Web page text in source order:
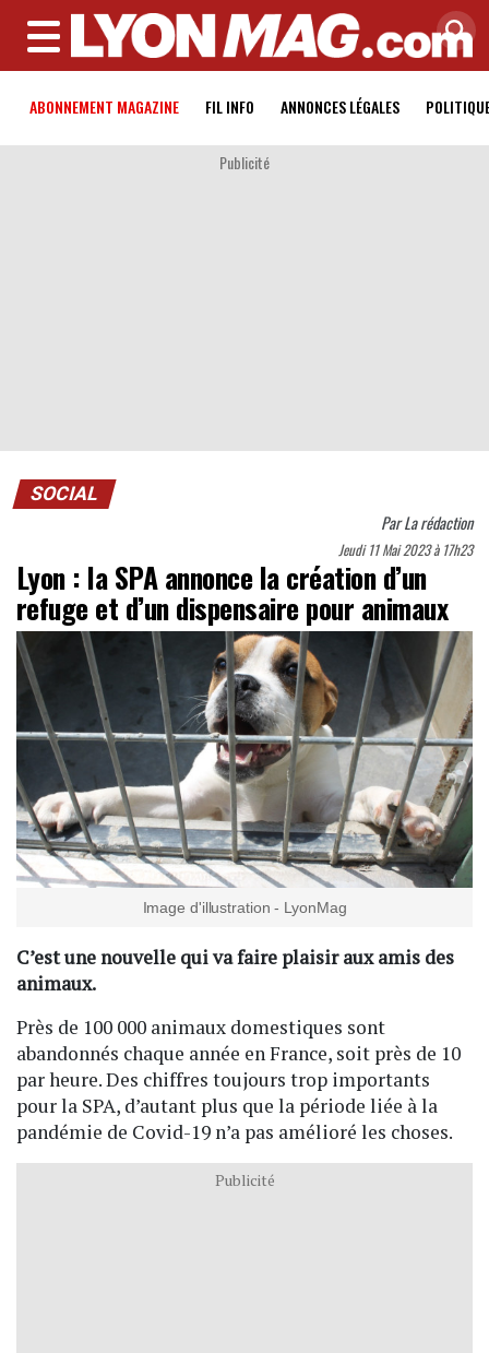
MENU
ABONNEMENT MAGAZINE FIL INFO ANNONCES LÉGALES
Publicité
SOCIAL
ParLa rédaction
Jeudi 11 Mai 2023 à 17h23
Lyon : la SPA annonce la création d’un
refuge et d’un dispensaire pour animaux
Image d'illustration - LyonMag
C’est une nouvelle qui va faire plaisir aux amis des
animaux.
Près de 100 000 animaux domestiques sont
abandonnés chaque année en France, soit près de 10
par heure. Des chiffres toujours trop importants
pour la SPA, d’autant plus que la période liée à la
pandémie de Covid-19 n’a pas amélioré les choses.
Publicité